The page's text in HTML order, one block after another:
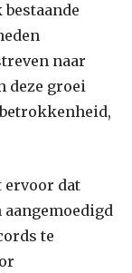
naar
deze groei
ervoor dat
te